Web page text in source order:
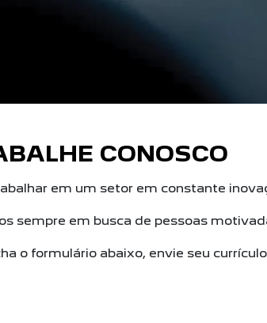
CONOSCO
em um setor em constante
sempre em busca de pessoas
o formulário abaixo, envie seu